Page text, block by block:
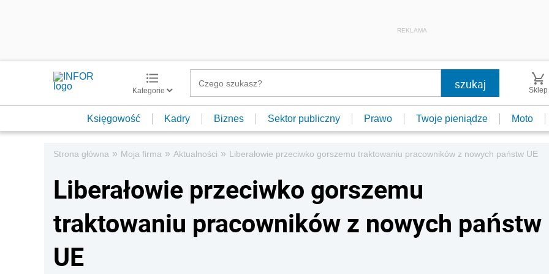
REKLAMA
Kategorie Sklep
Księgowość Kadry Biznes Sektor publiczny Prawo Twoje pieniądze Moto
Strona główna » Moja firma » Aktualności » Liberałowie przeciwko gorszemu traktowaniu pracowników z nowych państw UE
Liberałowie przeciwko gorszemu
traktowaniu pracowników z nowych państw
UE